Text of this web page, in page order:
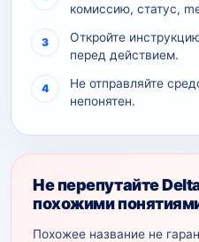
комиссию, статус,
Откройте
перед действием.
Не отправляйте
непонятен.
Не перепутайте
похожими
Похожее название не